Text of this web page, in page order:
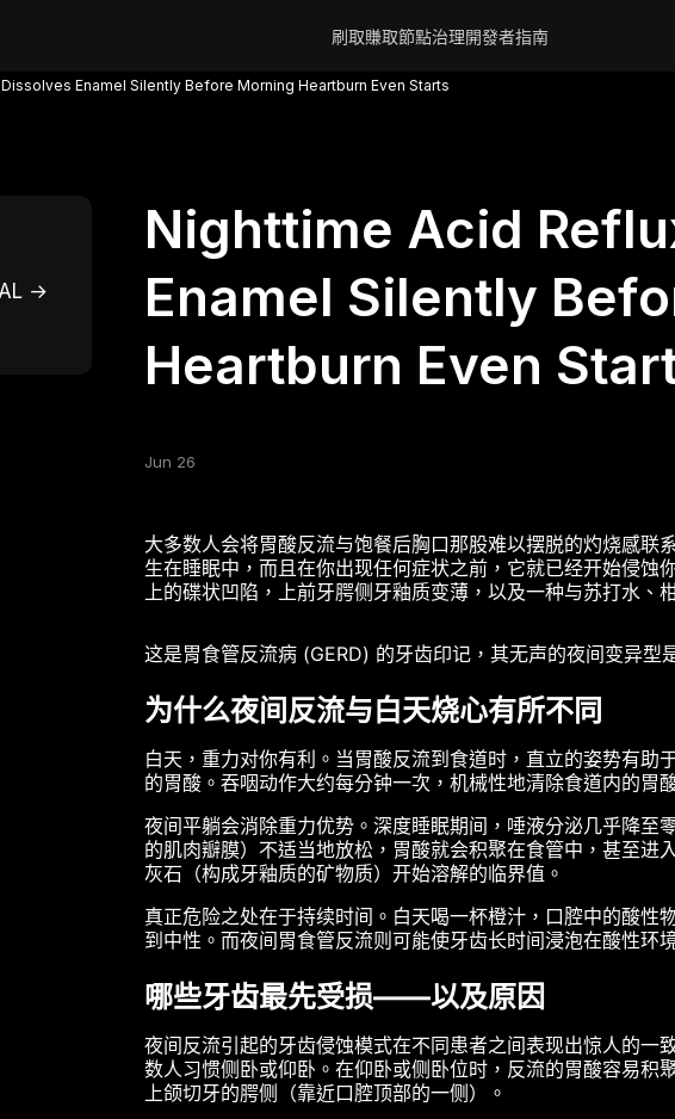
刷取賺取節點治理開發者指南
Enamel Silently Before Morning Heartburn Even Starts
→
Nighttime Acid
Enamel Silently
Heartburn Even
Jun 26
大多数人会将胃酸反流与饱餐后胸口那股难以摆脱的灼烧感
生在睡眠中，而且在你出现任何症状之前，它就已经开始侵
上的碟状凹陷，上前牙腭侧牙釉质变薄，以及一种与苏打水、
这是胃食管反流病 (GERD) 的牙齿印记，其无声的夜间变异型
为什么夜间反流与白天烧心有所不同
白天，重力对你有利。当胃酸反流到食道时，直立的姿势有
的胃酸。吞咽动作大约每分钟一次，机械性地清除食道内的胃
夜间平躺会消除重力优势。深度睡眠期间，唾液分泌几乎降
的肌肉瓣膜）不适当地放松，胃酸就会积聚在食管中，甚至
灰石（构成牙釉质的矿物质）开始溶解的临界值。
真正危险之处在于持续时间。白天喝一杯橙汁，口腔中的酸
到中性。而夜间胃食管反流则可能使牙齿长时间浸泡在酸性环
哪些牙齿最先受损——以及原因
夜间反流引起的牙齿侵蚀模式在不同患者之间表现出惊人的一
数人习惯侧卧或仰卧。在仰卧或侧卧位时，反流的胃酸容易积
上颌切牙的腭侧（靠近口腔顶部的一侧）。